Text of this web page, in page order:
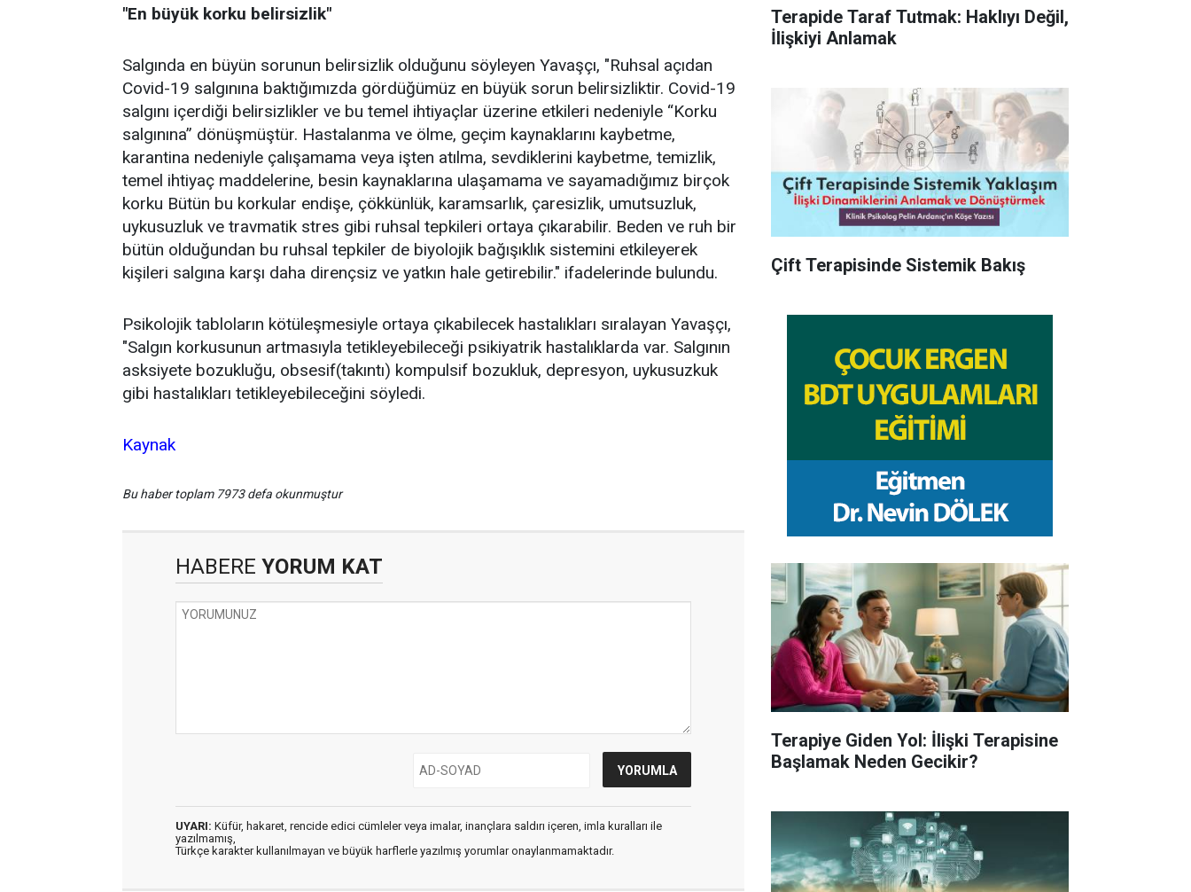
"En büyük korku belirsizlik"
Salgında en büyün sorunun belirsizlik olduğunu söyleyen Yavaşçı, "Ruhsal açıdan
Covid-19 salgınına baktığımızda gördüğümüz en büyük sorun belirsizliktir. Covid-19
salgını içerdiği belirsizlikler ve bu temel ihtiyaçlar üzerine etkileri nedeniyle “Korku
salgınına” dönüşmüştür. Hastalanma ve ölme, geçim kaynaklarını kaybetme,
karantina nedeniyle çalışamama veya işten atılma, sevdiklerini kaybetme, temizlik,
temel ihtiyaç maddelerine, besin kaynaklarına ulaşamama ve sayamadığımız birçok
korku Bütün bu korkular endişe, çökkünlük, karamsarlık, çaresizlik, umutsuzluk,
uykusuzluk ve travmatik stres gibi ruhsal tepkileri ortaya çıkarabilir. Beden ve ruh bir
bütün olduğundan bu ruhsal tepkiler de biyolojik bağışıklık sistemini etkileyerek
kişileri salgına karşı daha dirençsiz ve yatkın hale getirebilir." ifadelerinde bulundu.
Psikolojik tabloların kötüleşmesiyle ortaya çıkabilecek hastalıkları sıralayan Yavaşçı,
"Salgın korkusunun artmasıyla tetikleyebileceği psikiyatrik hastalıklarda var. Salgının
asksiyete bozukluğu, obsesif(takıntı) kompulsif bozukluk, depresyon, uykusuzkuk
gibi hastalıkları tetikleyebileceğini söyledi.
Kaynak
Bu haber toplam 7973 defa okunmuştur
HABERE YORUM KAT
UYARI: Küfür, hakaret, rencide edici cümleler veya imalar, inançlara saldırı içeren, imla kuralları ile
yazılmamış,
Türkçe karakter kullanılmayan ve büyük harflerle yazılmış yorumlar onaylanmamaktadır.
Terapide Taraf Tutmak: Haklıyı Değil,
İlişkiyi Anlamak
Çift Terapisinde Sistemik Bakış
Terapiye Giden Yol: İlişki Terapisine
Başlamak Neden Gecikir?